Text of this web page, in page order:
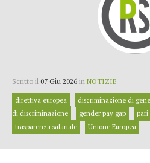
Scritto il 07 Giu 2026 in NOTIZIE
direttiva europea discriminazione di
di discriminazione
gender pay gap pari
trasparenza salariale
Unione Europea